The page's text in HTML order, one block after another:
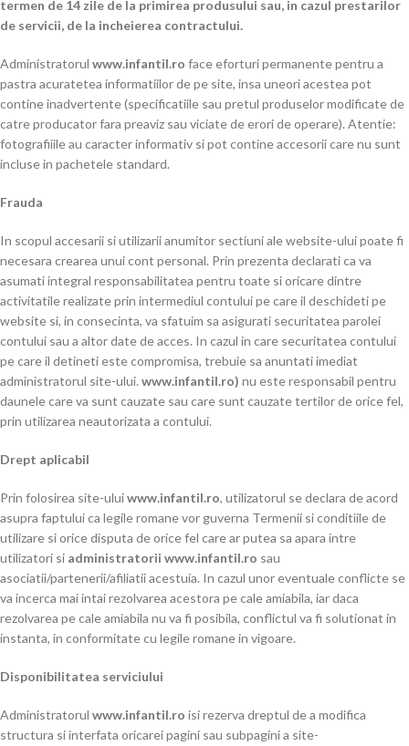
termen de 14 zile de la primirea produsului sau, in cazul prestarilor
de servicii, de la incheierea contractului.
Administratorul www.infantil.ro face eforturi permanente pentru a
pastra acuratetea informatiilor de pe site, insa uneori acestea pot
contine inadvertente (specificatiile sau pretul produselor modificate de
catre producator fara preaviz sau viciate de erori de operare). Atentie:
fotografiiile au caracter informativ si pot contine accesorii care nu sunt
incluse in pachetele standard.
Frauda
In scopul accesarii si utilizarii anumitor sectiuni ale website-ului poate fi
necesara crearea unui cont personal. Prin prezenta declarati ca va
asumati integral responsabilitatea pentru toate si oricare dintre
activitatile realizate prin intermediul contului pe care il deschideti pe
website si, in consecinta, va sfatuim sa asigurati securitatea parolei
contului sau a altor date de acces. In cazul in care securitatea contului
pe care il detineti este compromisa, trebuie sa anuntati imediat
administratorul site-ului. www.infantil.ro) nu este responsabil pentru
daunele care va sunt cauzate sau care sunt cauzate tertilor de orice fel,
prin utilizarea neautorizata a contului.
Drept aplicabil
Prin folosirea site-uluiwww.infantil.ro, utilizatorul se declara de acord
asupra faptului ca legile romane vor guverna Termenii si conditiile de
utilizare si orice disputa de orice fel care ar putea sa apara intre
utilizatori si administratorii www.infantil.ro sau
asociatii/partenerii/afiliatii acestuia. In cazul unor eventuale conflicte se
va incerca mai intai rezolvarea acestora pe cale amiabila, iar daca
rezolvarea pe cale amiabila nu va fi posibila, conflictul va fi solutionat in
instanta, in conformitate cu legile romane in vigoare.
Disponibilitatea serviciului
Administratorul www.infantil.ro isi rezerva dreptul de a modifica
structura si interfata oricarei pagini sau subpagini a site-